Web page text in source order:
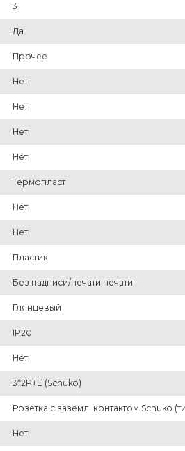
3
Да
Прочее
Нет
Нет
Нет
Нет
Термопласт
Нет
Нет
Пластик
Без надписи/печати печати
Глянцевый
IP20
Нет
3*2P+E (Schuko)
Розетка с заземл. контактом Schuko
Нет